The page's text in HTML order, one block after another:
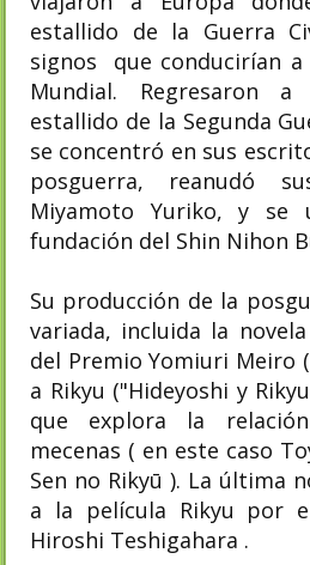
estallido de la Guerra
signos que conducirían a
Mundial. Regresaron
estallido de la Segunda
se concentró en sus
posguerra, reanudó
Miyamoto Yuriko, y
fundación del Shin Nihon
Su producción de la
variada, incluida la
del Premio Yomiuri Meiro
a Rikyu ("Hideyoshi y
que explora la
mecenas ( en este caso
Sen no Rikyū ). La última
a la película Rikyu por
Hiroshi Teshigahara .